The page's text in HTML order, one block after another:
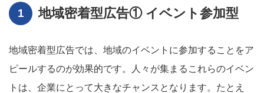
地域密着型広告① イベント参加型
地域密着型広告では、地域のイベントに参加することをア
ピールするのが効果的です。人々が集まるこれらのイベン
トは、企業にとって大きなチャンスとなります。たとえ